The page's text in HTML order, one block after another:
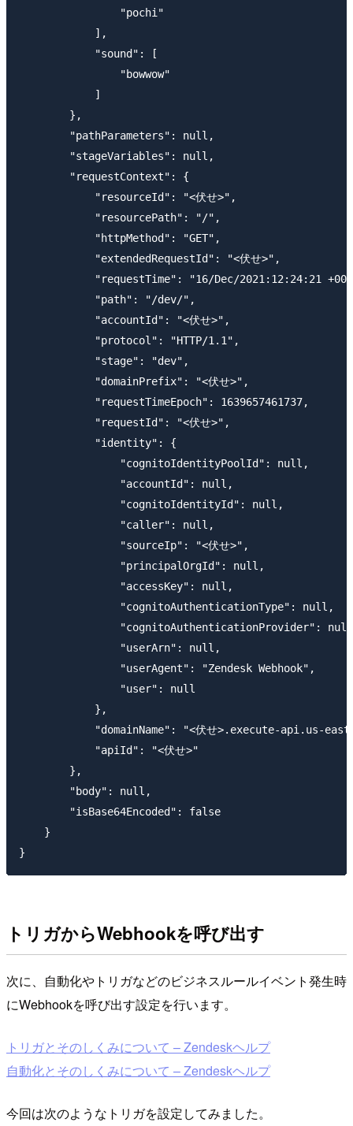
                "pochi"
            ],
            "sound": [
                "bowwow"
            ]
        },
        "pathParameters": null,
        "stageVariables": null,
        "requestContext": {
            "resourceId": "<伏せ>",
            "resourcePath": "/",
            "httpMethod": "GET",
            "extendedRequestId": "<伏せ>",
"requestTime": "16/Dec/2021:12:24:21
            "path": "/dev/",
            "accountId": "<伏せ>",
            "protocol": "HTTP/1.1",
            "stage": "dev",
            "domainPrefix": "<伏せ>",
            "requestTimeEpoch": 1639657461737,
            "requestId": "<伏せ>",
            "identity": {
                "cognitoIdentityPoolId": null,
                "accountId": null,
                "cognitoIdentityId": null,
                "caller": null,
                "sourceIp": "<伏せ>",
                "principalOrgId": null,
                "accessKey": null,
                "cognitoAuthenticationType": null,
"cognitoAuthenticationProvider":
                "userArn": null,
                "userAgent": "Zendesk Webhook",
                "user": null
            },
"domainName": "<伏せ>.execute-api.us-
            "apiId": "<伏せ>"
        },
        "body": null,
        "isBase64Encoded": false
    }
トリガからWebhookを呼び出す
次に、自動化やトリガなどのビジネスルールイベント発生時
にWebhookを呼び出す設定を行います。
トリガとそのしくみについて – Zendeskヘルプ
自動化とそのしくみについて – Zendeskヘルプ
今回は次のようなトリガを設定してみました。